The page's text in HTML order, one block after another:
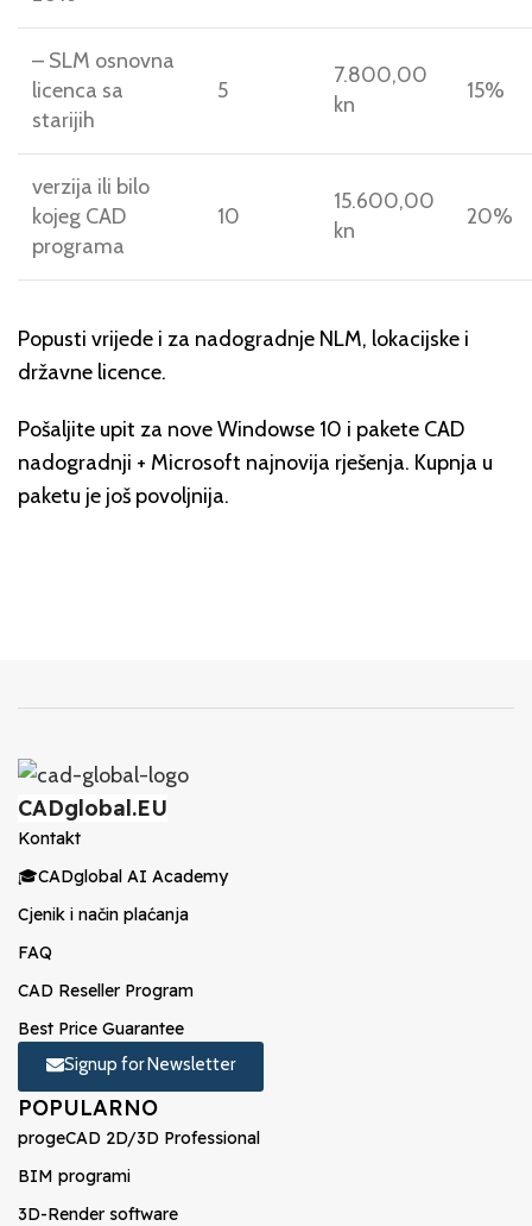
– SLM osnovna
licenca sa
starijih
5
7.800,00
kn
15%
verzija ili bilo
kojeg CAD
programa
10
15.600,00
kn
20%
Popusti vrijede i za nadogradnje NLM, lokacijske i
državne licence.
Pošaljite upit za nove Windowse 10 i pakete CAD
nadogradnji + Microsoft najnovija rješenja. Kupnja u
paketu je još povoljnija.
CADglobal.EU
Kontakt
🎓CADglobal AI Academy
Cjenik i način plaćanja
FAQ
CAD Reseller Program
Best Price Guarantee
Signup for Newsletter
POPULARNO
progeCAD 2D/3D Professional
BIM programi
3D-Render software